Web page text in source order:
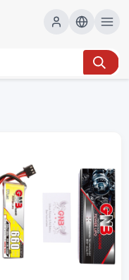
B2B/B2C
XR 与空间科技,
点与发展趋势，涵盖沉浸
与培训等关键应用，帮助提